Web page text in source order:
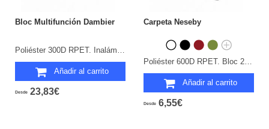
Bloc Multifunción Dambier
Añadir al carrito
Desde 23,83€
Carpeta Neseby
Añadir al carrito
Desde 6,55€